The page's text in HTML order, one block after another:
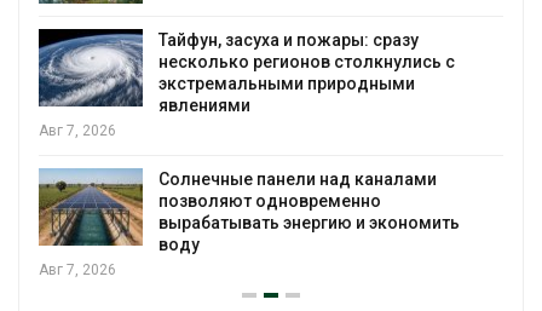
Тайфун, засуха и пожары: сразу
несколько регионов столкнулись с
экстремальными природными
явлениями
Авг 7, 2026
Солнечные панели над каналами
позволяют одновременно
вырабатывать энергию и экономить
воду
Авг 7, 2026